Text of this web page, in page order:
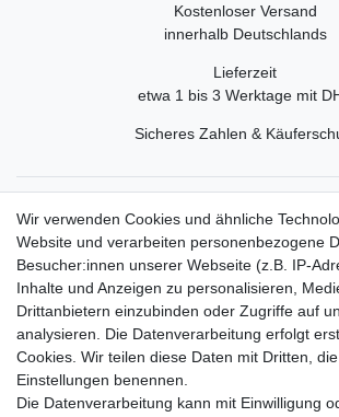
Kostenloser Versand
innerhalb Deutschlands
Lieferzeit
etwa 1 bis 3 Werktage mit
Sicheres Zahlen &
Rechtliche Informationen
Widerrufsrecht
Widerrufsformular
Datenschutzerklärung
AGB
Impressum
Wir verwenden Cookies und ähnliche
Website und verarbeiten personenbezogene
Besucher:innen unserer Webseite (z.B. IP-
Inhalte und Anzeigen zu personalisieren,
Drittanbietern einzubinden oder Zugriffe auf
analysieren. Die Datenverarbeitung erfolgt
Cookies. Wir teilen diese Daten mit Dritten,
Einstellungen benennen.
Die Datenverarbeitung kann mit Einwilligung